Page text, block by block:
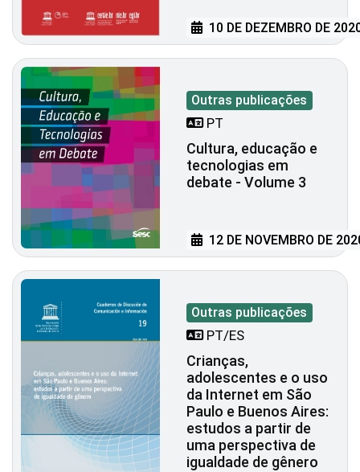
10 DE DEZEMBRO DE
Outras publicações
PT
Cultura, educação e
tecnologias em
debate - Volume 3
12 DE NOVEMBRO DE
Outras publicações
PT/ES
Crianças,
adolescentes e o uso
da Internet em São
Paulo e Buenos Aires:
estudos a partir de
uma perspectiva de
igualdade de gênero